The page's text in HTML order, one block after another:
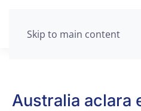
Skip to main content
Australia aclara